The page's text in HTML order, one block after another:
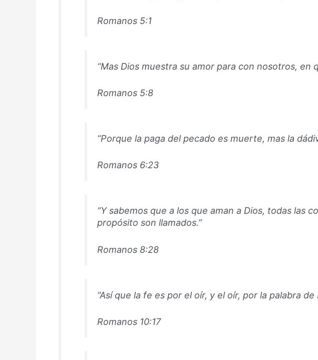
Romanos 5:1
“Mas Dios muestra su amor para con nosotros,
Romanos 5:8
“Porque la paga del pecado es muerte, mas la
Romanos 6:23
“Y sabemos que a los que aman a Dios, todas las
propósito son llamados.”
Romanos 8:28
“Así que la fe es por el oír, y el oír, por la palabra de
Romanos 10:17